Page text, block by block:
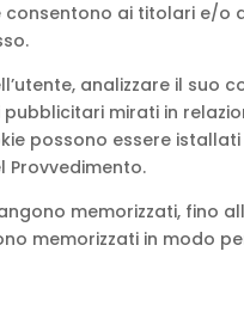
ai titolari e/o
analizzare il
mirati in
possono essere
memorizzati, fino
memorizzati in modo